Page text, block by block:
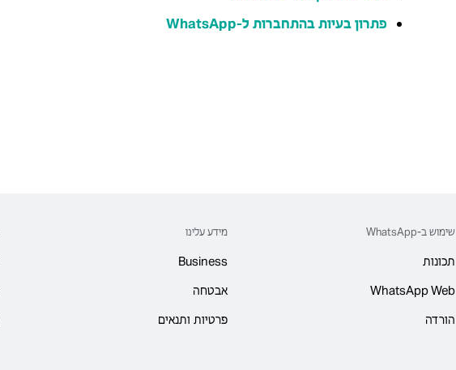
פתרון בעיות בהתחברות ל-WhatsApp
שימוש ב-WhatsApp
תכונות
WhatsApp Web
הורדה
מידע עלינו
Business
אבטחה
פרטיות ותנאים